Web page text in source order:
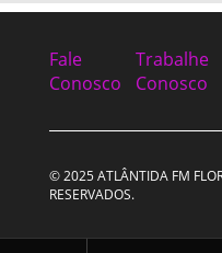
Fale
Conosco
Trabalhe
Conosco
© 2025 ATLÂNTIDA FM
RESERVADOS.